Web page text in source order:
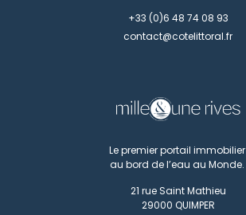
+33 (0)6 48 74 08 93
contact@cotelittoral.fr
Le premier portail immobilier
au bord de l’eau au Monde.
21 rue Saint Mathieu
29000 QUIMPER